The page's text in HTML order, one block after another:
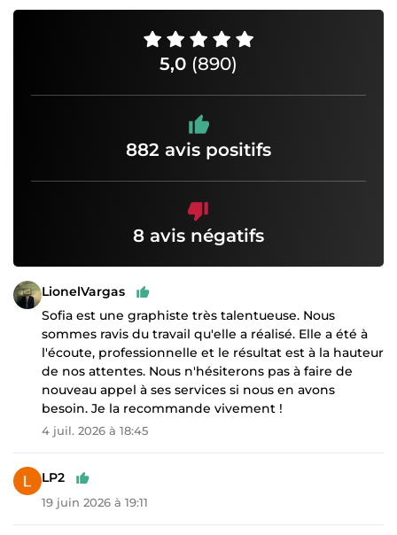
5,0 (890)
882 avis positifs
8 avis négatifs
LionelVargas
Sofia est une graphiste très talentueuse. Nous
sommes ravis du travail qu'elle a réalisé. Elle a été à
l'écoute, professionnelle et le résultat est à la hauteur
de nos attentes. Nous n'hésiterons pas à faire de
nouveau appel à ses services si nous en avons
besoin. Je la recommande vivement !
4 juil. 2026 à 18:45
LP2
19 juin 2026 à 19:11